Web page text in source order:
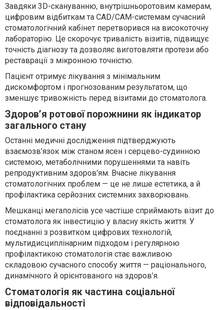
Завдяки 3D-скануванню, внутрішньоротовим камерам,
цифровим відбиткам та CAD/CAM-системам сучасний
стоматологічний кабінет перетворився на високоточну
лабораторію. Це скорочує тривалість візитів, підвищує
точність діагнозу та дозволяє виготовляти протези або
реставрації з мікронною точністю.
Пацієнт отримує лікування з мінімальним
дискомфортом і прогнозованим результатом, що
зменшує тривожність перед візитами до стоматолога.
Здоров’я ротової порожнини як індикатор
загального стану
Останні медичні дослідження підтверджують
взаємозв’язок між станом ясен і серцево-судинною
системою, метаболічними порушеннями та навіть
репродуктивним здоров’ям. Вчасне лікування
стоматологічних проблем — це не лише естетика, а й
профілактика серйозних системних захворювань.
Мешканці мегаполісів усе частіше сприймають візит до
стоматолога як інвестицію у власну якість життя. У
поєднанні з розвитком цифрових технологій,
мультидисциплінарним підходом і регулярною
профілактикою стоматологія стає важливою
складовою сучасного способу життя — раціонального,
динамічного й орієнтованого на здоров’я.
Стоматологія як частина соціальної
відповідальності